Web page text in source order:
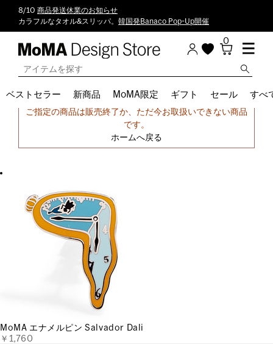
8/10 商品発送休業のお知らせ
カラフルなタオル&スリッパ。 韓国発Banaco Pop-Up開催
0
ベストセラー 新商品 MoMA限定 ギフト セール すべ
申し訳ございません。
ご指定の商品は販売終了か、ただ今お取扱いできない商品
です。
ホームへ戻る
MoMA エナメルピン Salvador Dali
￥1,760